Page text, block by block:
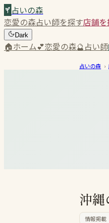
占いの森
恋愛の森占い師を探す店舗を
Dark
🏠ホーム💕恋愛の森🔮占い師
占いの森 ›
沖
情報掲載